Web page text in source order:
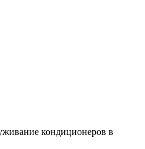
кондиционеров в